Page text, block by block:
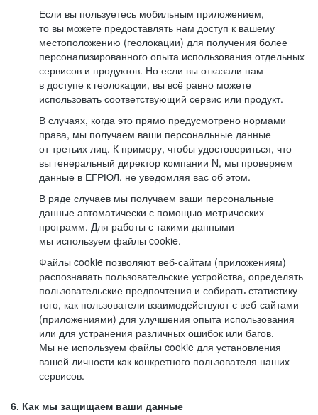
Если вы пользуетесь мобильным приложением,
то вы можете предоставлять нам доступ к вашему
местоположению (геолокации) для получения более
персонализированного опыта использования отдельных
сервисов и продуктов. Но если вы отказали нам
в доступе к геолокации, вы всё равно можете
использовать соответствующий сервис или продукт.
В случаях, когда это прямо предусмотрено нормами
права, мы получаем ваши персональные данные
от третьих лиц. К примеру, чтобы удостовериться, что
вы генеральный директор компании N, мы проверяем
данные в ЕГРЮЛ, не уведомляя вас об этом.
В ряде случаев мы получаем ваши персональные
данные автоматически с помощью метрических
программ. Для работы с такими данными
мы используем файлы cookie.
Файлы cookie позволяют веб-сайтам (приложениям)
распознавать пользовательские устройства, определять
пользовательские предпочтения и собирать статистику
того, как пользователи взаимодействуют с веб-сайтами
(приложениями) для улучшения опыта использования
или для устранения различных ошибок или багов.
Мы не используем файлы cookie для установления
вашей личности как конкретного пользователя наших
сервисов.
6. Как мы защищаем ваши данные